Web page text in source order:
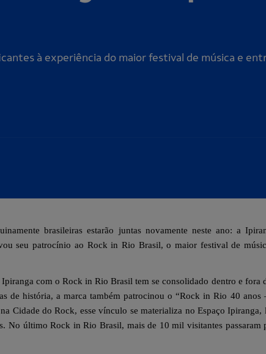
à experiência do maior festival de música e
brasileiras estarão juntas novamente neste ano: a
seu patrocínio ao Rock in Rio Brasil, o maior festival de
com o Rock in Rio Brasil tem se consolidado dentro e fora
de história, a marca também patrocinou o “Rock in Rio 40 anos
Cidade do Rock, esse vínculo se materializa no Espaço Ipiranga,
No último Rock in Rio Brasil, mais de 10 mil visitantes passaram